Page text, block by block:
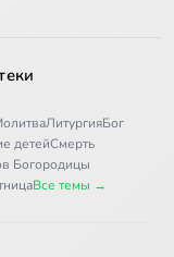
ЛитургияБог
детейСмерть
Богородицы
Все темы →